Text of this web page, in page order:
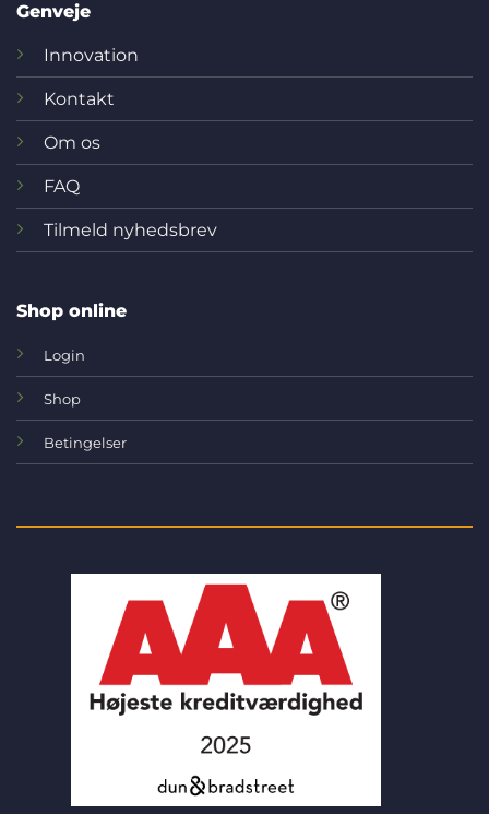
Genveje
Innovation
Kontakt
Om os
FAQ
Tilmeld nyhedsbrev
Shop online
Login
Shop
Betingelser